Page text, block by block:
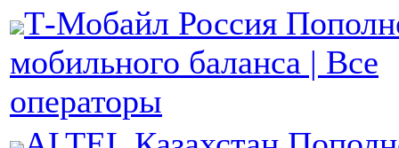
Т-Мобайл Россия
мобильного баланса | Все
операторы